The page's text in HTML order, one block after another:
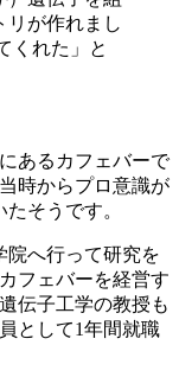
リが作れまし
くれた」と
あるカフェバーで
時からプロ意識が
そうです。
院へ行って研究を
フェバーを経営す
伝子工学の教授も
として1年間就職